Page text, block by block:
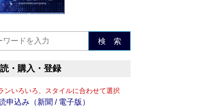
検 索
・購入・登録
ンいろいろ、スタイルに合わせて選択
申込み（新聞 / 電子版）